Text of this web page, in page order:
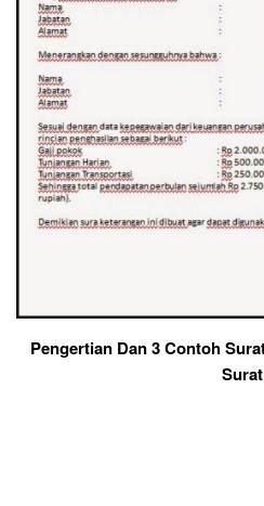
Pengertian Dan 3 Contoh
Surat